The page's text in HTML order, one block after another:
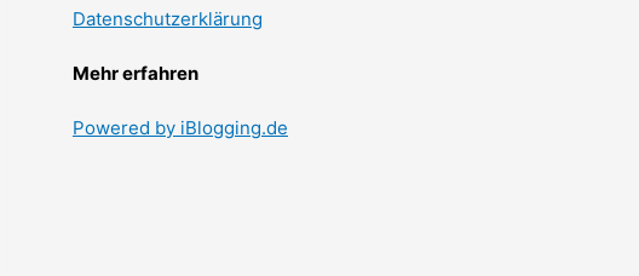
Datenschutzerklärung
Mehr erfahren
Powered by iBlogging.de